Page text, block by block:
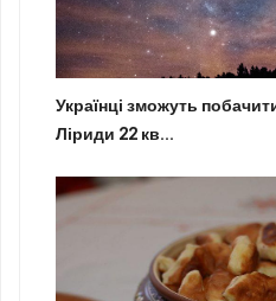
Українці зможуть
Ліриди 22 кв...